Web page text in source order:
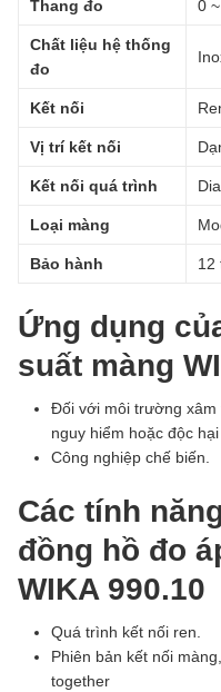
Thang đo 0
Chất liệu hệ thống
đo
Kết nối
Vị trí kết nối
Kết nối quá trình
Loại màng
Bảo hành 12
Ứng dụng
suất màng
Đối với môi trường
nguy hiểm hoặc độc hại
Công nghiệp chế biến.
Các tính
đồng hồ đo
WIKA 990.10
Quá trình kết nối ren.
Phiên bản kết nối
together